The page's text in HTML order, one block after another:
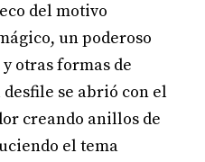
del motivo
un poderoso
otras formas de
se abrió con el
creando anillos de
el tema